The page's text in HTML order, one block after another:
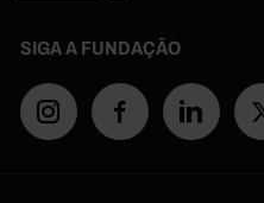
SIGA A FUNDAÇÃO